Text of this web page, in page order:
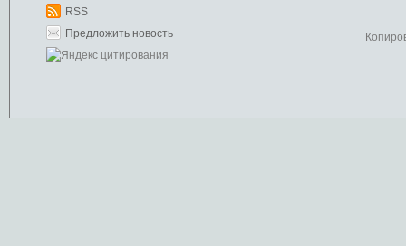
RSS
Предложить новость